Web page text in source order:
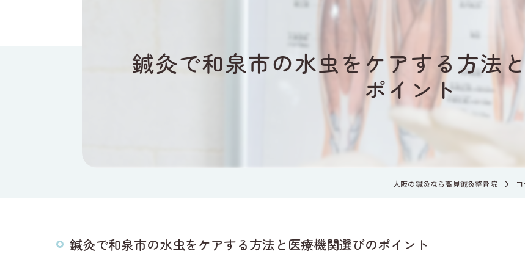
腰
鍼灸で和泉市の水虫をケアする方法
ポイント
大阪の鍼灸なら高見鍼灸整骨院
鍼灸で和泉市の水虫をケアする方法と医療機関選びのポイント